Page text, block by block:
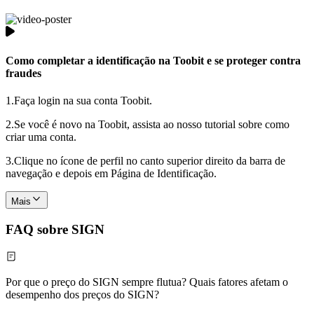
Como completar a identificação na Toobit e se proteger contra
fraudes
1.Faça login na sua conta Toobit.
2.Se você é novo na Toobit, assista ao nosso tutorial sobre como
criar uma conta.
3.Clique no ícone de perfil no canto superior direito da barra de
navegação e depois em Página de Identificação.
Mais
FAQ sobre SIGN
Por que o preço do SIGN sempre flutua? Quais fatores afetam o
desempenho dos preços do SIGN?